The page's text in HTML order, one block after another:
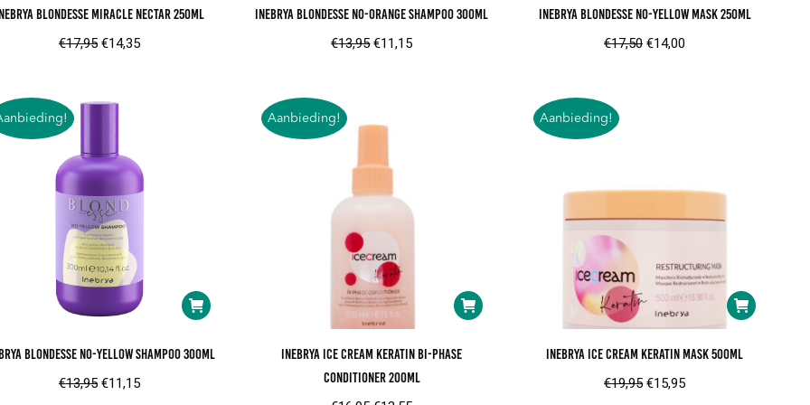
Blondesse Miracle Nectar 250ml
€17,95 Oorspronkelijke
€14,35Huidige
Inebrya Blondesse No-Orange Shampoo 300ml
€13,95Oorspronkelijke
€11,15Huidige
Inebrya Blondesse No-Yellow Mask 250ml
€17,50 Oorspronkelijke
€14,00
Blondesse No-Yellow Shampoo 300ml
€13,95 Oorspronkelijke
€11,15Huidige
Aanbieding!
Inebrya Ice Cream Keratin Bi-Phase
Conditioner 200ml
Aanbieding!
Inebrya Ice Cream Keratin Mask 500ml
€19,95 Oorspronkelijke
€15,95Huidige